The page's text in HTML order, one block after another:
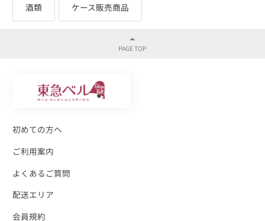
酒類 ケース販売商品
初めての方へ
ご利用案内
よくあるご質問
配送エリア
会員規約